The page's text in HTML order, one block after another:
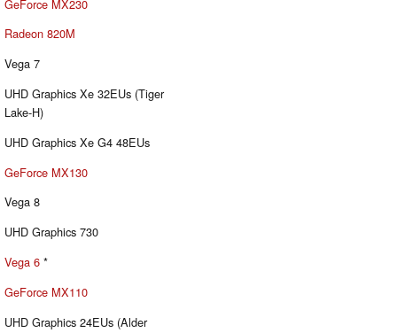
GeForce MX230
Radeon 820M
Vega 7
UHD Graphics Xe 32EUs (Tiger
Lake-H)
UHD Graphics Xe G4 48EUs
GeForce MX130
Vega 8
UHD Graphics 730
Vega 6 *
GeForce MX110
UHD Graphics 24EUs (Alder